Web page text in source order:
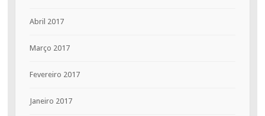
Abril 2017
Março 2017
Fevereiro 2017
Janeiro 2017